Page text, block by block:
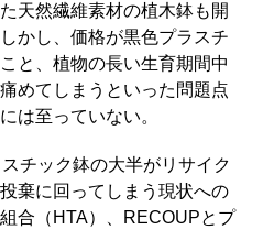
天然繊維素材の植木鉢も開
かし、価格が黒色プラスチ
と、植物の長い生育期間中
めてしまうといった問題点
は至っていない。
チック鉢の大半がリサイク
棄に回ってしまう現状への
合（HTA）、RECOUPとプ